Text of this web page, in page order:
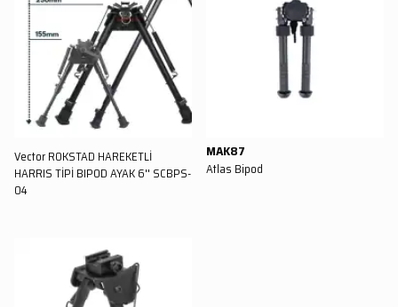
Vector ROKSTAD HAREKETLİ
HARRIS TİPİ BIPOD AYAK 6'' SCBPS-
04
MAK87
Atlas Bipod